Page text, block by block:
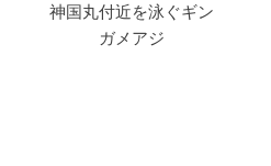
神国丸付近を泳ぐギン
ガメアジ